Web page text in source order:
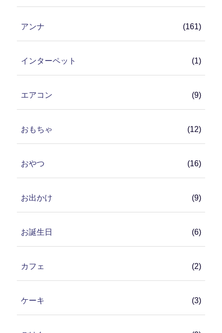
アンナ (161)
インターペット (1)
エアコン (9)
おもちゃ (12)
おやつ (16)
お出かけ (9)
お誕生日 (6)
カフェ (2)
ケーキ (3)